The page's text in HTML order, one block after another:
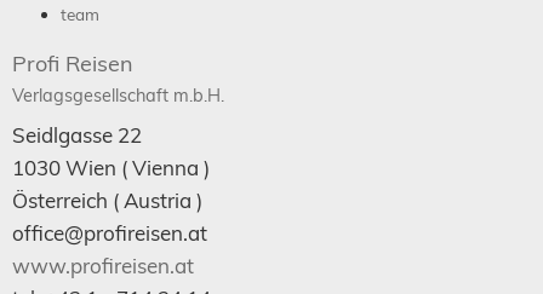
team
Profi Reisen
Verlagsgesellschaft m.b.H.
Seidlgasse 22
1030Wien ( Vienna )
Österreich ( Austria )
office@profireisen.at
www.profireisen.at